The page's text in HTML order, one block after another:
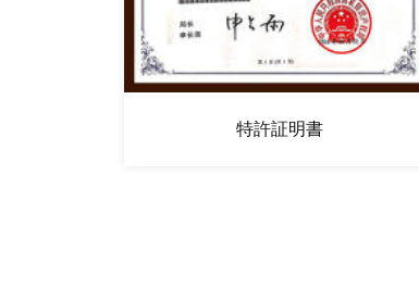
特許証明書